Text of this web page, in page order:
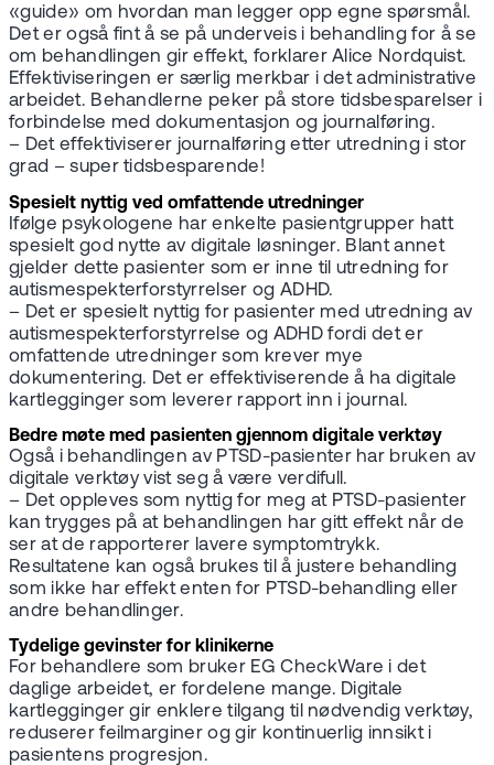
«guide» om hvordan man legger opp egne spørsmål.
Det er også fint å se på underveis i behandling for å se
om behandlingen gir effekt, forklarer Alice Nordquist.
Effektiviseringen er særlig merkbar i det administrative
arbeidet. Behandlerne peker på store tidsbesparelser i
forbindelse med dokumentasjon og journalføring.
– Det effektiviserer journalføring etter utredning i stor
grad – super tidsbesparende!
Spesielt nyttig ved omfattende utredninger
Ifølge psykologene har enkelte pasientgrupper hatt
spesielt god nytte av digitale løsninger. Blant annet
gjelder dette pasienter som er inne til utredning for
autismespekterforstyrrelser og ADHD.
– Det er spesielt nyttig for pasienter med utredning av
autismespekterforstyrrelse og ADHD fordi det er
omfattende utredninger som krever mye
dokumentering. Det er effektiviserende å ha digitale
kartlegginger som leverer rapport inn i journal.
Bedre møte med pasienten gjennom digitale verktøy
Også i behandlingen av PTSD-pasienter har bruken av
digitale verktøy vist seg å være verdifull.
– Det oppleves som nyttig for meg at PTSD-pasienter
kan trygges på at behandlingen har gitt effekt når de
ser at de rapporterer lavere symptomtrykk.
Resultatene kan også brukes til å justere behandling
som ikke har effekt enten for PTSD-behandling eller
andre behandlinger.
Tydelige gevinster for klinikerne
For behandlere som bruker EG CheckWare i det
daglige arbeidet, er fordelene mange. Digitale
kartlegginger gir enklere tilgang til nødvendig verktøy,
reduserer feilmarginer og gir kontinuerlig innsikt i
pasientens progresjon.